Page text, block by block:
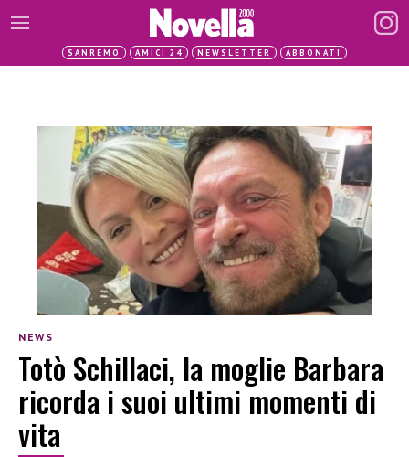
SANREMO AMICI 24 NEWSLETTER ABBONATI
NEWS
Totò Schillaci, la moglie Barbara
ricorda i suoi ultimi momenti di
vita